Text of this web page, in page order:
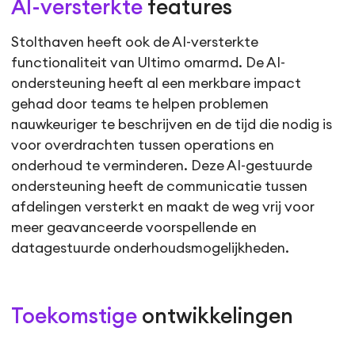
AI-versterkte features
Stolthaven heeft ook de AI-versterkte
functionaliteit van Ultimo omarmd. De AI-
ondersteuning heeft al een merkbare impact
gehad door teams te helpen problemen
nauwkeuriger te beschrijven en de tijd die nodig is
voor overdrachten tussen operations en
onderhoud te verminderen. Deze AI-gestuurde
ondersteuning heeft de communicatie tussen
afdelingen versterkt en maakt de weg vrij voor
meer geavanceerde voorspellende en
datagestuurde onderhoudsmogelijkheden.
Toekomstige ontwikkelingen